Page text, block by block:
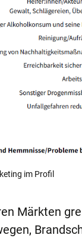
im Profil
Märkten